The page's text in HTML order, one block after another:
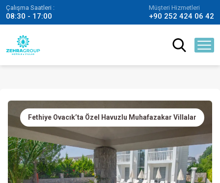
Çalışma Saatleri :
08:30 - 17:00
Müşteri Hizmetleri
+90 252 424 06 42
Fethiye Ovacık’ta Özel Havuzlu Muhafazakar Villalar